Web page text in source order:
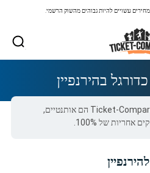
עשויים להיות גבוהים מהשוק הרשמי.
בהירנפיין
כל כרטיסי הירנפיין ב-Ticket-Compare.com הם אותנטיים,
של 100%.